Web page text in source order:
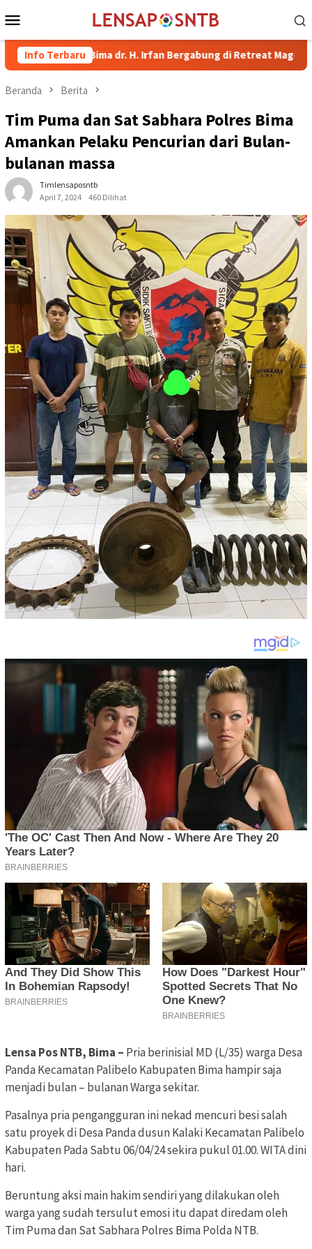
ke
Mobile
Info Terbaru
Bima dr. H. Irfan Bergabung di Retreat Magelang
Beranda Berita
Tim Puma dan Sat Sabhara Polres Bima
Amankan Pelaku Pencurian dari Bulan-
bulanan massa
Timlensaposntb
April 7, 2024
460 Dilihat
Lensa Pos NTB, Bima – Pria berinisial MD (L/35) warga Desa
Panda Kecamatan Palibelo Kabupaten Bima hampir saja
menjadi bulan – bulanan Warga sekitar.
Pasalnya pria pengangguran ini nekad mencuri besi salah
satu proyek di Desa Panda dusun Kalaki Kecamatan Palibelo
Kabupaten Pada Sabtu 06/04/24 sekira pukul 01.00. WITA dini
hari.
Beruntung aksi main hakim sendiri yang dilakukan oleh
warga yang sudah tersulut emosi itu dapat diredam oleh
Tim Puma dan Sat Sabhara Polres Bima Polda NTB.